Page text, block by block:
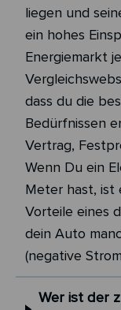
liegen und
ein hohes
Energiemarkt
dass du die
Bedürfnissen
Vertrag,
Wenn Du ein
Meter hast, ist
Vorteile eines
dein Auto
(negative
Wer ist der